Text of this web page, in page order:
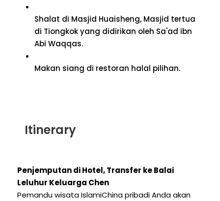
Shalat di Masjid Huaisheng, Masjid tertua
di Tiongkok yang didirikan oleh Sa'ad ibn
Abi Waqqas.
Makan siang di restoran halal pilihan.
Itinerary
Penjemputan di Hotel, Transfer ke Balai
Leluhur Keluarga Chen
Pemandu wisata IslamiChina pribadi Anda akan